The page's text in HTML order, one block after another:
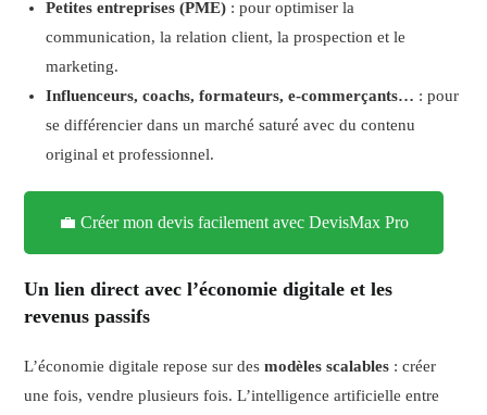
Petites entreprises (PME) : pour optimiser la
communication, la relation client, la prospection et le
marketing.
Influenceurs, coachs, formateurs, e-commerçants… : pour
se différencier dans un marché saturé avec du contenu
original et professionnel.
💼 Créer mon devis facilement avec DevisMax Pro
Un lien direct avec l’économie digitale et les
revenus passifs
L’économie digitale repose sur desmodèles scalables : créer
une fois, vendre plusieurs fois. L’intelligence artificielle entre